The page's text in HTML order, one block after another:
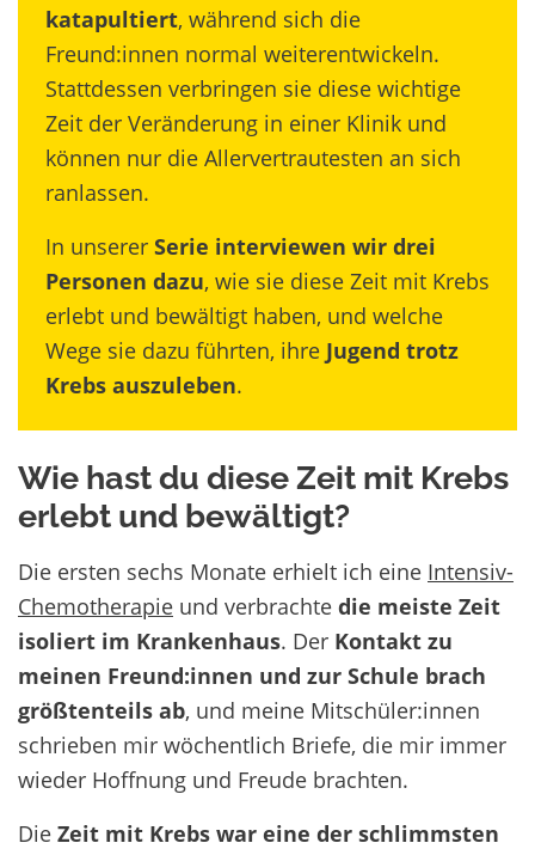
katapultiert, während sich die
Freund:innen normal weiterentwickeln.
Stattdessen verbringen sie diese wichtige
Zeit der Veränderung in einer Klinik und
können nur die Allervertrautesten an sich
ranlassen.
In unserer Serie interviewen wir drei
Personen dazu, wie sie diese Zeit mit Krebs
erlebt und bewältigt haben, und welche
Wege sie dazu führten, ihre Jugend trotz
Krebs auszuleben.
Wie hast du diese Zeit mit Krebs
erlebt und bewältigt?
Die ersten sechs Monate erhielt ich eine Intensiv-
Chemotherapie und verbrachte die meiste Zeit
isoliert im Krankenhaus. Der Kontakt zu
meinen Freund:innen und zur Schule brach
größtenteils ab, und meine Mitschüler:innen
schrieben mir wöchentlich Briefe, die mir immer
wieder Hoffnung und Freude brachten.
Die Zeit mit Krebs war eine der schlimmsten